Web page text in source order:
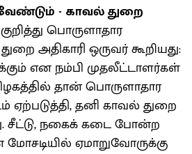
- காவல் துறை
பொருளாதார
அதிகாரி ஒருவர் கூறியது:
என நம்பி முதலீட்டாளர்கள்
தான் பொருளாதார
ஏற்படுத்தி, தனி காவல் துறை
சீட்டு, நகைக் கடை போன்ற
ஏமாறுவோருக்கு